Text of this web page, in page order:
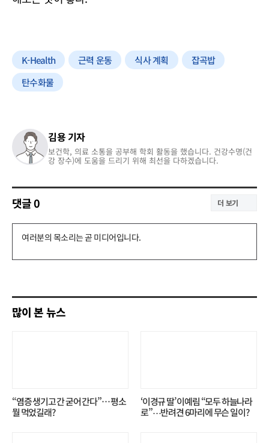
K-Health 근력 운동 식사 계획
잡곡밥
탄수화물
김용 기자
보건학, 의료 소통을 공부해 학회 활동을 했습니다. 건강수명(건
강 장수)에 도움을 드리기 위해 최선을 다하겠습니다.
댓글0 더 보기
댓
기
많이 본 뉴스
“염증 생기고 간 굳어 간다”… 평소
뭘 먹었길래?
‘이경규 딸’ 이예림 “모두 하늘나라
로”⋯반려견 6마리에 무슨 일이?